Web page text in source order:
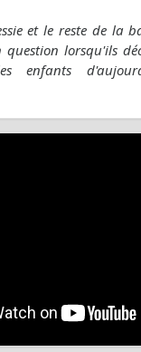
et le reste de la
lorsqu'ils
enfants